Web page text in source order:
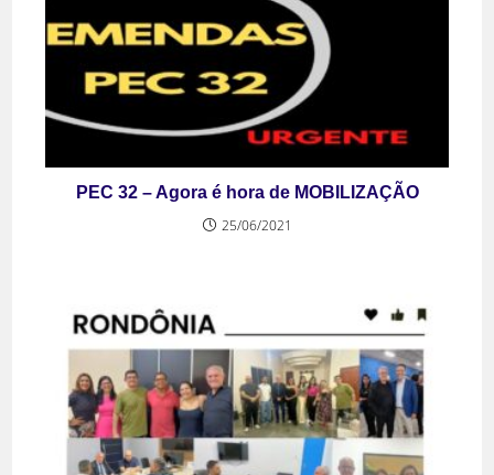
PEC 32 – Agora é hora de MOBILIZAÇÃO
25/06/2021